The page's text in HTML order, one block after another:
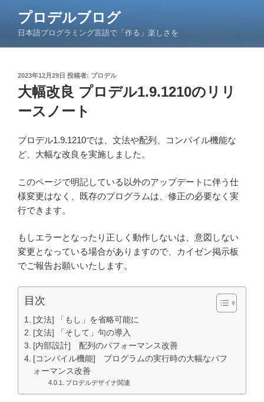
ン
プロデルブログ
日本語プログラミング言語で「作る」楽しさを
投
日:
2023年12月29日 投稿者: プロデル
大幅改良 プロデル1.9.1210のリリ
ースノート
プロデル1.9.1210では、文法や配列、コンパイル機能な
ど、大幅な改良を実施しました。
このページで明記している以外のアップデートに伴う仕
様変更はなく、既存のプログラムは、修正の必要なく実
行できます。
もしエラーとなったり正しく動作しないは、意図しない
変更となっている場合がありますので、カイゼン掲示板
でご報告お願いいたします。
目次
[文法] 「もし」を省略可能に
[文法] 「そして」句の導入
[内部設計] 配列のパフォーマンス改善
[コンパイル機能] プログラムの実行時の大幅なパフ
ォーマンス改善
プロデルデザイナ関連